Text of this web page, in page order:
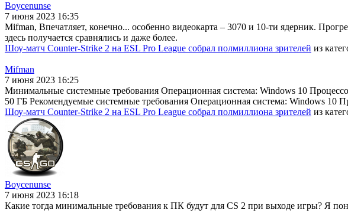
Boycenunse
7 июня 2023 16:35
Mifman, Впечатляет, конечно... особенно видеокарта – 3070 и 10-ти ядерник.
здесь получается сравнялись и даже более.
Шоу-матч Counter-Strike 2 на ESL Pro League собрал полмиллиона зрителей из
Mifman
7 июня 2023 16:25
Минимальные системные требования Операционная система: Windows 10
50 ГБ Рекомендуемые системные требования Операционная система: Windows 10
Шоу-матч Counter-Strike 2 на ESL Pro League собрал полмиллиона зрителей из
Boycenunse
7 июня 2023 16:18
Какие тогда минимальные требования к ПК будут для CS 2 при выходе игры? Я